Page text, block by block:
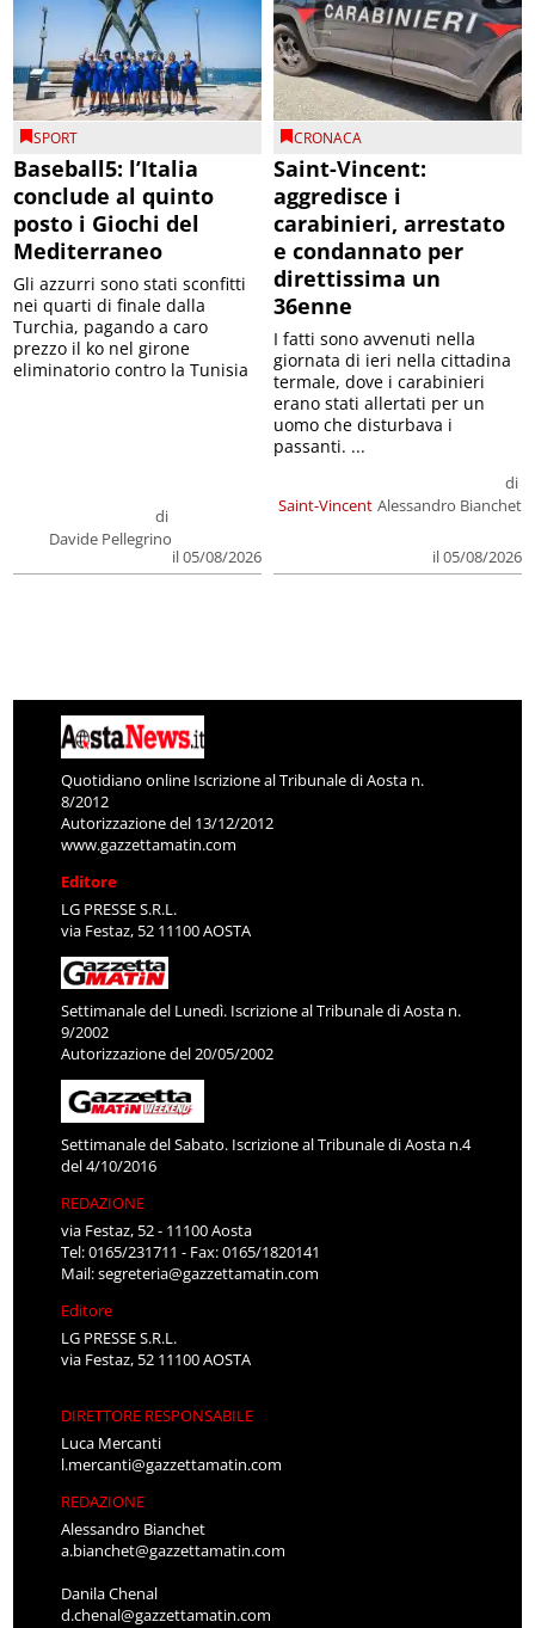
SPORT
Baseball5: l’Italia
conclude al quinto
posto i Giochi del
Mediterraneo
di
Davide Pellegrino
il 05/08/2026
Gli azzurri sono stati sconfitti
nei quarti di finale dalla
Turchia, pagando a caro
prezzo il ko nel girone
eliminatorio contro la Tunisia
CRONACA
Saint-Vincent:
aggredisce i
carabinieri, arrestato
e condannato per
direttissima un
36enne
Saint-Vincent
di
Alessandro Bianchet
il 05/08/2026
I fatti sono avvenuti nella
giornata di ieri nella cittadina
termale, dove i carabinieri
erano stati allertati per un
uomo che disturbava i
passanti. ...
Quotidiano online Iscrizione al Tribunale di Aosta n.
8/2012
Autorizzazione del 13/12/2012
www.gazzettamatin.com
Editore
LG PRESSE S.R.L.
via Festaz, 52 11100 AOSTA
Settimanale del Lunedì. Iscrizione al Tribunale di Aosta n.
9/2002
Autorizzazione del 20/05/2002
Settimanale del Sabato. Iscrizione al Tribunale di Aosta n.4
del 4/10/2016
REDAZIONE
via Festaz, 52 - 11100 Aosta
Tel: 0165/231711 - Fax: 0165/1820141
Mail:segreteria@gazzettamatin.com
Editore
LG PRESSE S.R.L.
via Festaz, 52 11100 AOSTA
DIRETTORE RESPONSABILE
Luca Mercanti
l.mercanti@gazzettamatin.com
REDAZIONE
Alessandro Bianchet
a.bianchet@gazzettamatin.com
Danila Chenal
d.chenal@gazzettamatin.com